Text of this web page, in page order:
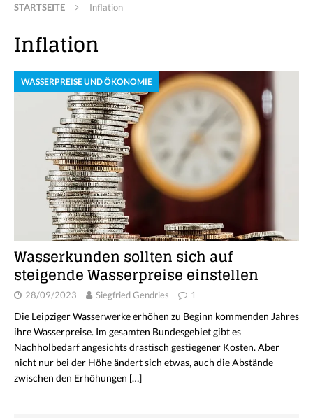
STARTSEITE Inflation
Inflation
WASSERPREISE UND ÖKONOMIE
Wasserkunden sollten sich auf
steigende Wasserpreise einstellen
28/09/2023 Siegfried Gendries 1
Die Leipziger Wasserwerke erhöhen zu Beginn kommenden Jahres
ihre Wasserpreise. Im gesamten Bundesgebiet gibt es
Nachholbedarf angesichts drastisch gestiegener Kosten. Aber
nicht nur bei der Höhe ändert sich etwas, auch die Abstände
zwischen den Erhöhungen […]